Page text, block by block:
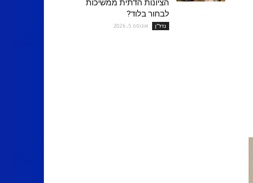
הציונות הדתית ממשיכות
לבחור בלוד?
נדל''ן אוגוסט 5, 2026